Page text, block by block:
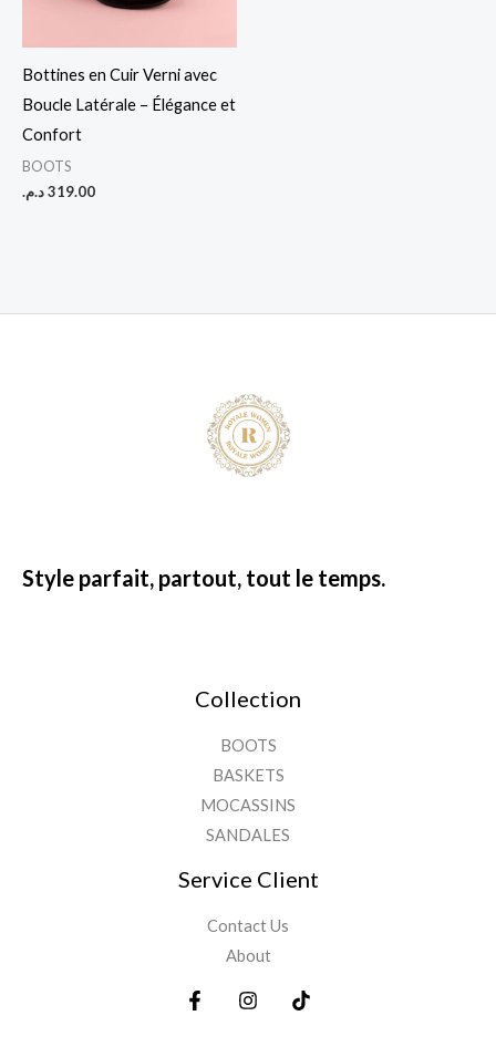
Bottines en Cuir Verni avec
Boucle Latérale – Élégance et
Confort
BOOTS
319.00د.م.
Style parfait, partout, tout le temps.
Collection
BOOTS
BASKETS
MOCASSINS
SANDALES
Service Client
Contact Us
About